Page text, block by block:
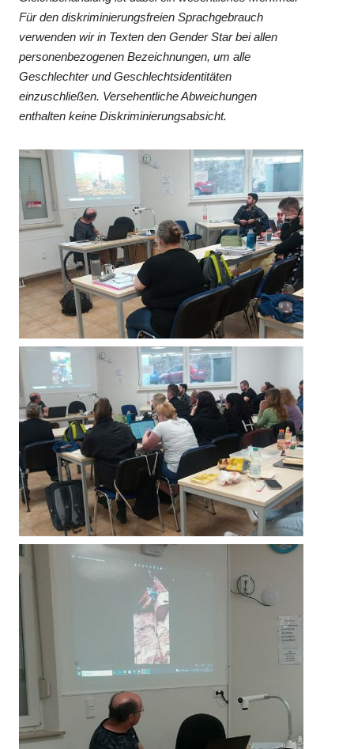
Für den diskriminierungsfreien Sprachgebrauch
verwenden wir in Texten den Gender Star bei allen
personenbezogenen Bezeichnungen, um alle
Geschlechter und Geschlechtsidentitäten
einzuschließen. Versehentliche Abweichungen
enthalten keine Diskriminierungsabsicht.